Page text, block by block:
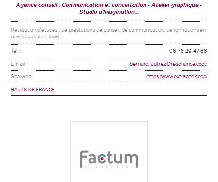
Agence conseil . Communication et concertation
Atelier graphique
Studio d'imagination...
Réalisation d'études , de prestations de conseil, de communication, de formations en
développement local
Tel. : 06 76 29 47 88
E-mail : bernard.fautrez@resonance.coop
Site web : https://www.extracite.coop/
HAUTS-DE-FRANCE